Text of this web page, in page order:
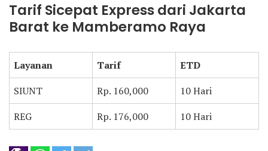
Tarif Sicepat Express dari Jakarta
Barat ke Mamberamo Raya
Layanan Tarif
ETD
SIUNT
Rp. 160,000
10 Hari
REG
Rp. 176,000 10 Hari